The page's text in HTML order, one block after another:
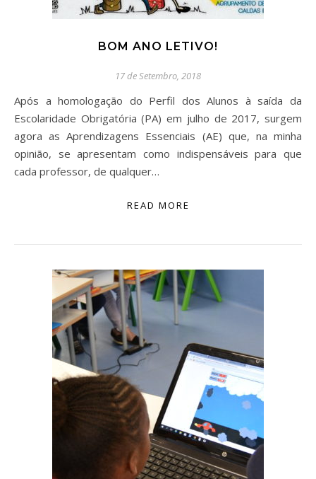
BOM ANO LETIVO!
17 de Setembro, 2018
Após a homologação do Perfil dos Alunos à saída da
Escolaridade Obrigatória (PA) em julho de 2017, surgem
agora as Aprendizagens Essenciais (AE) que, na minha
opinião, se apresentam como indispensáveis para que
cada professor, de qualquer…
READ MORE